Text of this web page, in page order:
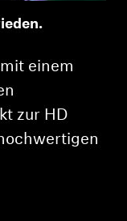
einem
zur HD